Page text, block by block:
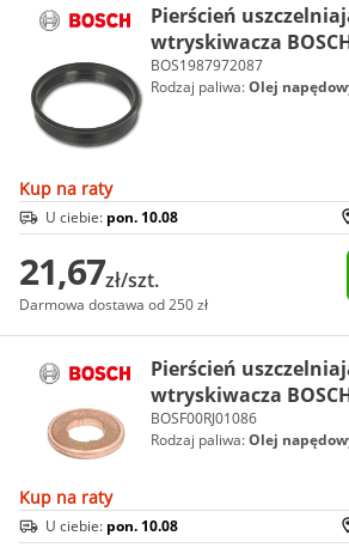
Pierścień
wtryskiwacza
BOS1987972087
Rodzaj paliwa:Olej
Kup na raty
U ciebie: pon. 10.08
21,67zł/szt.
Darmowa dostawa od 250 zł
Pierścień
wtryskiwacza
BOSF00RJ01086
Rodzaj paliwa:Olej
Kup na raty
U ciebie: pon. 10.08